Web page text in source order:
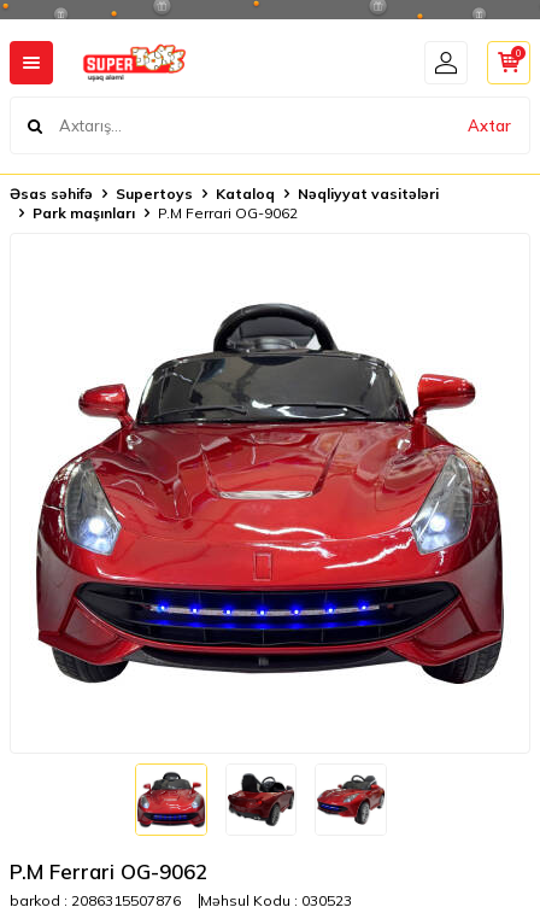
Axtar
0
Əsas səhifə Supertoys Kataloq
Nəqliyyat vasitələri
Park maşınları
P.M Ferrari OG-9062
P.M Ferrari OG-9062
barkod : 2086315507876 Məhsul Kodu : 030523